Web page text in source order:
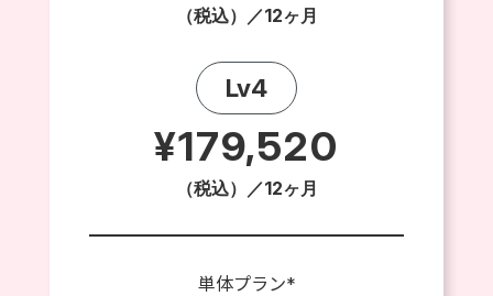
（税込）／12ヶ月
Lv4
¥179,520
（税込）／12ヶ月
単体プラン*